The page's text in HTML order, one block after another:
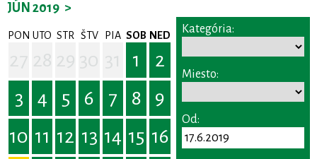
JÚN 2019 >
PON UTO STR ŠTV PIA SOB NED
1
2
3
4 5 6 7 8
9
10 11 12 13 14 15 16
Kategória:
Miesto:
Od: